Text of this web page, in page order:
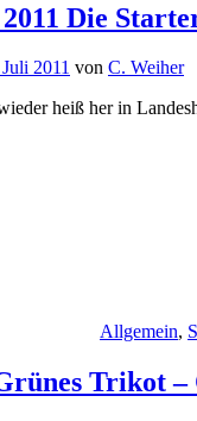
Die
2011 von C. Weiher
heiß her in
Allgemein,
Trikot